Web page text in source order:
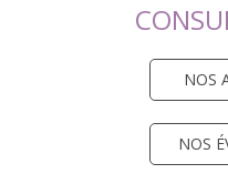
NOS
NOS